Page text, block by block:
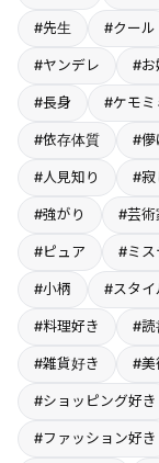
#先生 #クール
#ヤンデレ #お
#長身 #ケモミ
#依存体質 #儚
#人見知り #寂
#強がり #芸術
#ピュア #ミス
#小柄 #スタイ
#料理好き #読
#雑貨好き #美
#ショッピング好き
#ファッション好き